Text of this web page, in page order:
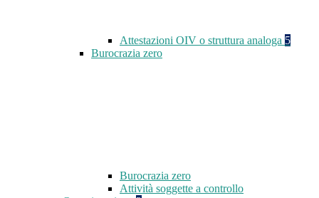
Attestazioni OIV o struttura analoga 5
Burocrazia zero
Burocrazia zero
Attività soggette a controllo